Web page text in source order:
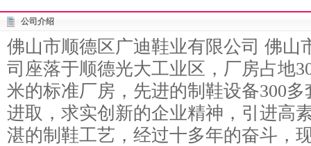
公司介绍
佛山市顺德区广迪鞋业有限公司 佛山
司座落于顺德光大工业区，厂房占地
米的标准厂房，先进的制鞋设备300
进取，求实创新的企业精神，引进高
湛的制鞋工艺，经过十多年的奋斗，